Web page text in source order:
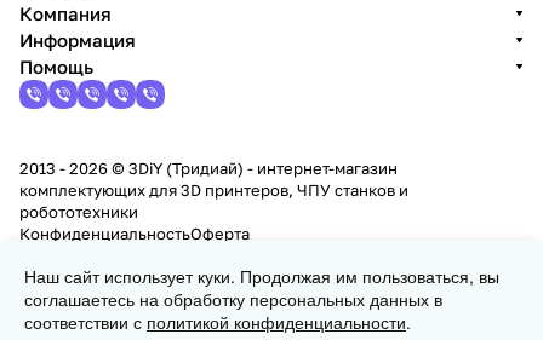
В корзину
Компания
Информация
Помощь
2013 - 2026 © 3DiY (Тридиай) - интернет-магазин
комплектующих для 3D принтеров, ЧПУ станков и
робототехники
КонфиденциальностьОферта
Наш сайт использует куки. Продолжая им пользоваться, вы
соглашаетесь на обработку персональных данных в
соответствии с политикой конфиденциальности.